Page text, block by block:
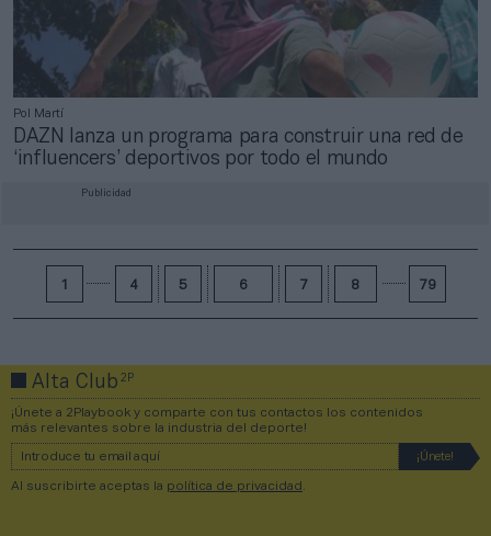
Publicidad
Pol Martí
DAZN lanza un programa para construir una red de
‘influencers’ deportivos por todo el mundo
1 4 5 6 7 8 79
Alta Club2P
¡Únete a 2Playbook y comparte con tus contactos los contenidos
más relevantes sobre la industria del deporte!
Al suscribirte aceptas la política de privacidad